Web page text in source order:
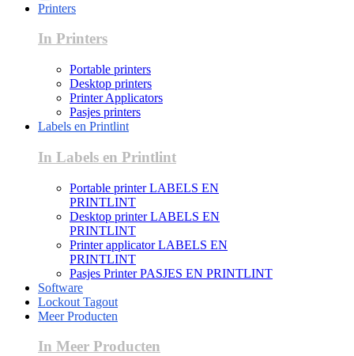
Printers
In Printers
Portable printers
Desktop printers
Printer Applicators
Pasjes printers
Labels en Printlint
In Labels en Printlint
Portable printer LABELS EN
PRINTLINT
Desktop printer LABELS EN
PRINTLINT
Printer applicator LABELS EN
PRINTLINT
Pasjes Printer PASJES EN PRINTLINT
Software
Lockout Tagout
Meer Producten
In Meer Producten